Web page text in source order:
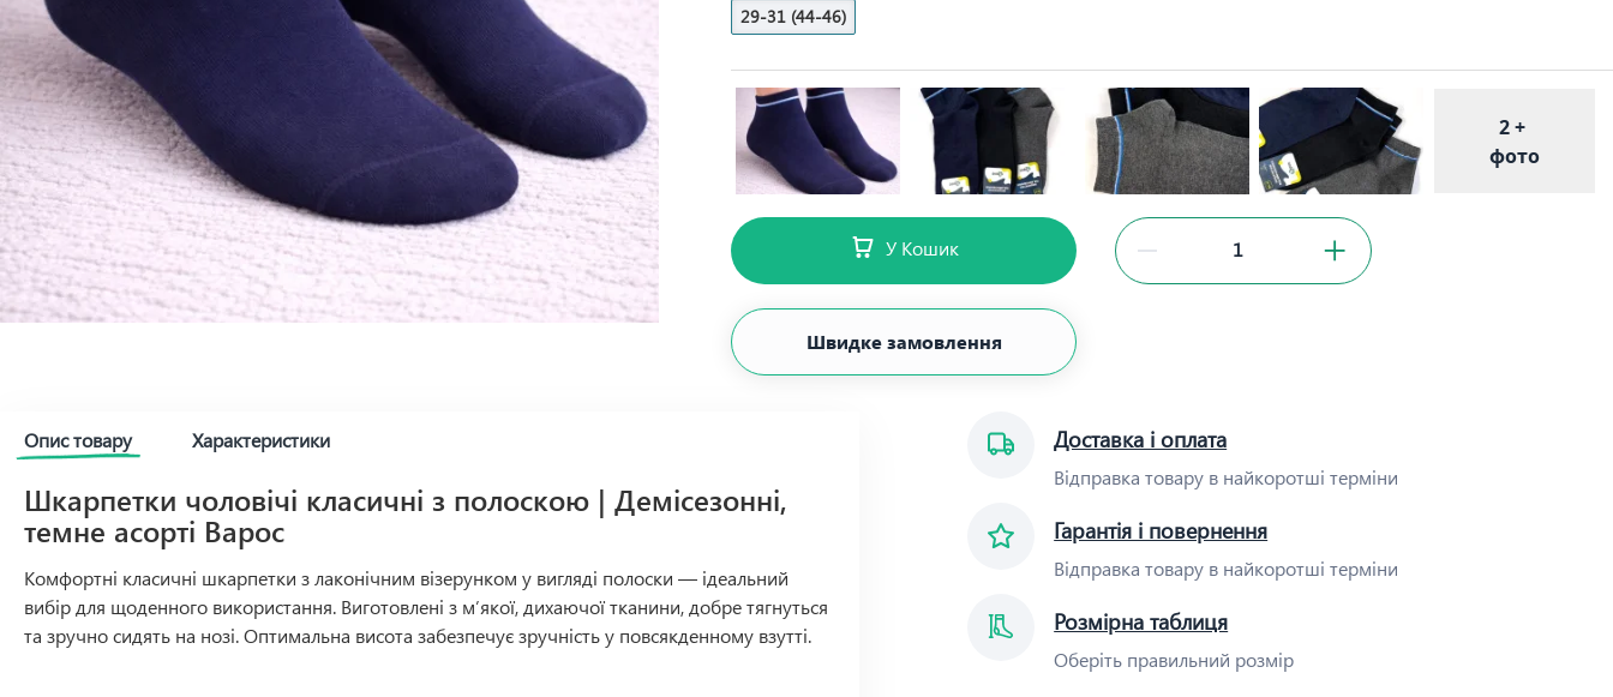
29-31 (44-46)
2 +
фото
У Кошик
Швидке замовлення
Доставка і оплата
Відправка товару в найкоротші терміни
Гарантія і повернення
Відправка товару в найкоротші терміни
Розмірна таблиця
Оберіть правильний розмір
Опис товару Характеристики
Шкарпетки чоловічі класичні з полоскою | Демісезонні,
темне асорті Варос
Комфортні класичні шкарпетки з лаконічним візерунком у вигляді полоски — ідеальний
вибір для щоденного використання. Виготовлені з м’якої, дихаючої тканини, добре тягнуться
та зручно сидять на нозі. Оптимальна висота забезпечує зручність у повсякденному взутті.